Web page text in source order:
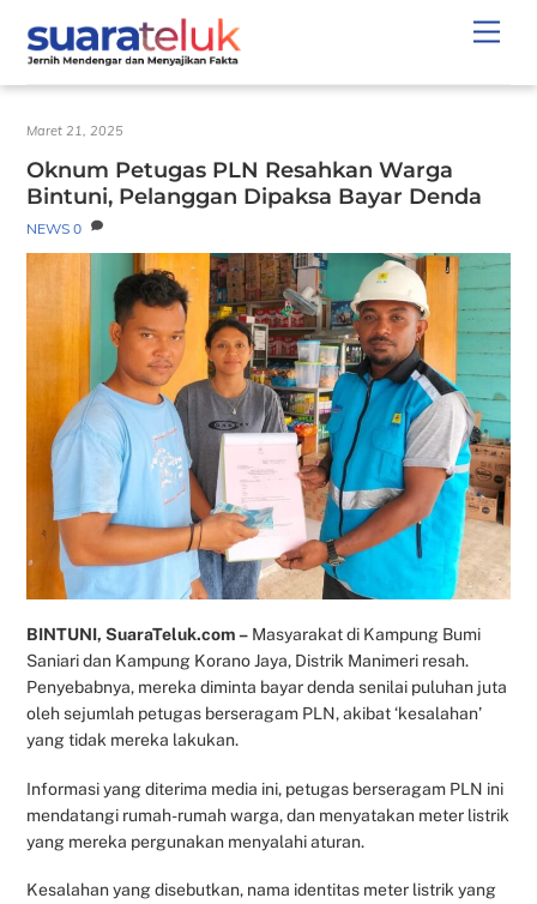
content
Maret 21, 2025
Oknum Petugas PLN Resahkan Warga
Bintuni, Pelanggan Dipaksa Bayar Denda
NEWS 0
BINTUNI, SuaraTeluk.com – Masyarakat di Kampung Bumi
Saniari dan Kampung Korano Jaya, Distrik Manimeri resah.
Penyebabnya, mereka diminta bayar denda senilai puluhan juta
oleh sejumlah petugas berseragam PLN, akibat ‘kesalahan’
yang tidak mereka lakukan.
Informasi yang diterima media ini, petugas berseragam PLN ini
mendatangi rumah-rumah warga, dan menyatakan meter listrik
yang mereka pergunakan menyalahi aturan.
Kesalahan yang disebutkan, nama identitas meter listrik yang